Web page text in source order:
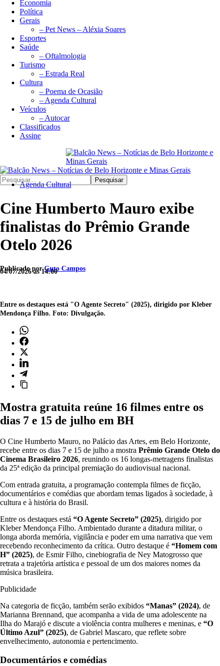
Economia
Política
Gerais
– Pet News – Aléxia Soares
Esportes
Saúde
– Oftalmologia
Turismo
– Estrada Real
Cultura
– Poema de Ocasião
– Agenda Cultural
Veículos
– Autocar
Classificados
Assine
Pesquisar
Agenda Cultural
Cine Humberto Mauro exibe
finalistas do Prêmio Grande
Otelo 2026
Publicado porGuto Campos
04/07/2026 às 14:00
Entre os destaques está "O Agente Secreto" (2025), dirigido por Kleber
Mendonça Filho. Foto: Divulgação.
Mostra gratuita reúne 16 filmes entre os
dias 7 e 15 de julho em BH
O Cine Humberto Mauro, no Palácio das Artes, em Belo Horizonte,
recebe entre os dias 7 e 15 de julho a mostra Prêmio Grande Otelo do
Cinema Brasileiro 2026, reunindo os 16 longas-metragens finalistas
da 25ª edição da principal premiação do audiovisual nacional.
Com entrada gratuita, a programação contempla filmes de ficção,
documentários e comédias que abordam temas ligados à sociedade, à
cultura e à história do Brasil.
Entre os destaques está “O Agente Secreto” (2025), dirigido por
Kleber Mendonça Filho. Ambientado durante a ditadura militar, o
longa aborda memória, vigilância e poder em uma narrativa que vem
recebendo reconhecimento da crítica. Outro destaque é “Homem com
H” (2025), de Esmir Filho, cinebiografia de Ney Matogrosso que
retrata a trajetória artística e pessoal de um dos maiores nomes da
música brasileira.
Publicidade
Na categoria de ficção, também serão exibidos “Manas” (2024), de
Marianna Brennand, que acompanha a vida de uma adolescente na
Ilha do Marajó e discute a violência contra mulheres e meninas, e “O
Último Azul” (2025), de Gabriel Mascaro, que reflete sobre
envelhecimento, autonomia e pertencimento.
Documentários e comédias